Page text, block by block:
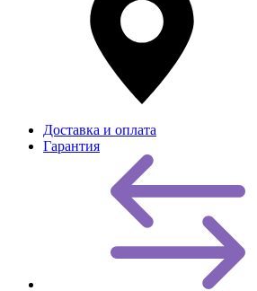
Доставка и оплата
Гарантия